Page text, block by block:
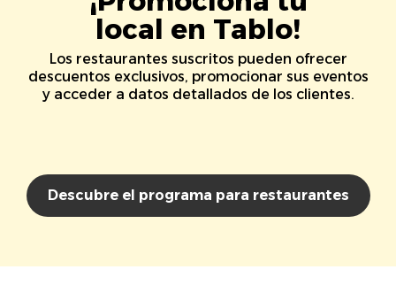
local en Tablo!
Los restaurantes suscritos pueden ofrecer
descuentos exclusivos, promocionar sus eventos
y acceder a datos detallados de los clientes.
Descubre el programa para restaurantes